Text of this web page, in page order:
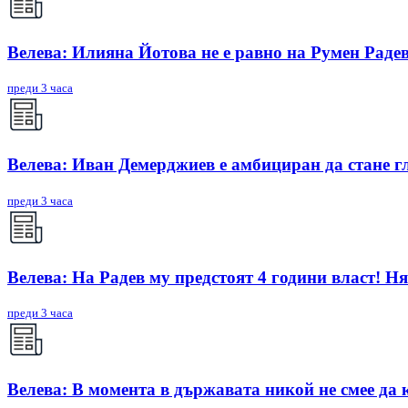
Велева: Илияна Йотова не е равно на Румен
преди 3 часа
Велева: Иван Демерджиев е амбициран да стане
преди 3 часа
Велева: На Радев му предстоят 4 години власт!
преди 3 часа
Велева: В момента в държавата никой не смее да